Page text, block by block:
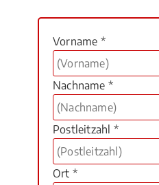
Vorname *
Nachname *
Postleitzahl *
Ort *